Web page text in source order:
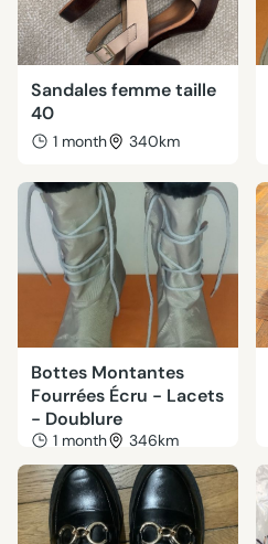
Sandales femme taille
40
1 month 340km
Bottes Montantes
Fourrées Écru - Lacets
- Doublure
1 month 346km